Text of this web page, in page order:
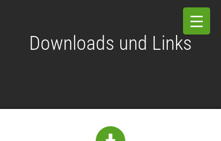
Downloads und Links